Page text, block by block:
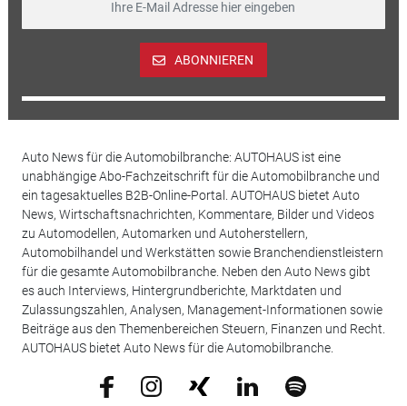
ABONNIEREN
Auto News für die Automobilbranche: AUTOHAUS ist eine
unabhängige Abo-Fachzeitschrift für die Automobilbranche und
ein tagesaktuelles B2B-Online-Portal. AUTOHAUS bietet Auto
News, Wirtschaftsnachrichten, Kommentare, Bilder und Videos
zu Automodellen, Automarken und Autoherstellern,
Automobilhandel und Werkstätten sowie Branchendienstleistern
für die gesamte Automobilbranche. Neben den Auto News gibt
es auch Interviews, Hintergrundberichte, Marktdaten und
Zulassungszahlen, Analysen, Management-Informationen sowie
Beiträge aus den Themenbereichen Steuern, Finanzen und Recht.
AUTOHAUS bietet Auto News für die Automobilbranche.